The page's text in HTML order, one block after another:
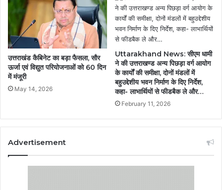
उत्तराखंड कैबिनेट का बड़ा फैसला, सौर
ऊर्जा एवं विद्युत परियोजनाओं को 60 दिन
में मंजूरी
May 14, 2026
Uttarakhand News: सीएम धामी
ने की उत्तराखण्ड अन्य पिछड़ा वर्ग आयोग
के कार्यों की समीक्षा, दोनों मंडलों में
बहुउद्देशीय भवन निर्माण के दिए निर्देश,
कहा- लाभार्थियों से फीडबैक ले और…
February 11, 2026
Advertisement